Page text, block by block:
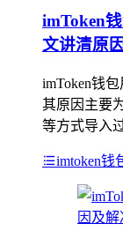
imToken
文讲清原
imToken钱
其原因主要
等方式导入
imtoken钱